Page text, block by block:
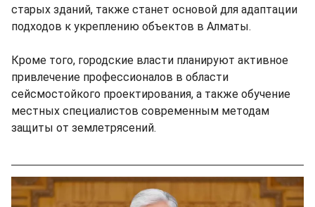
старых зданий, также станет основой для адаптации
подходов к укреплению объектов в Алматы.
Кроме того, городские власти планируют активное
привлечение профессионалов в области
сейсмостойкого проектирования, а также обучение
местных специалистов современным методам
защиты от землетрясений.